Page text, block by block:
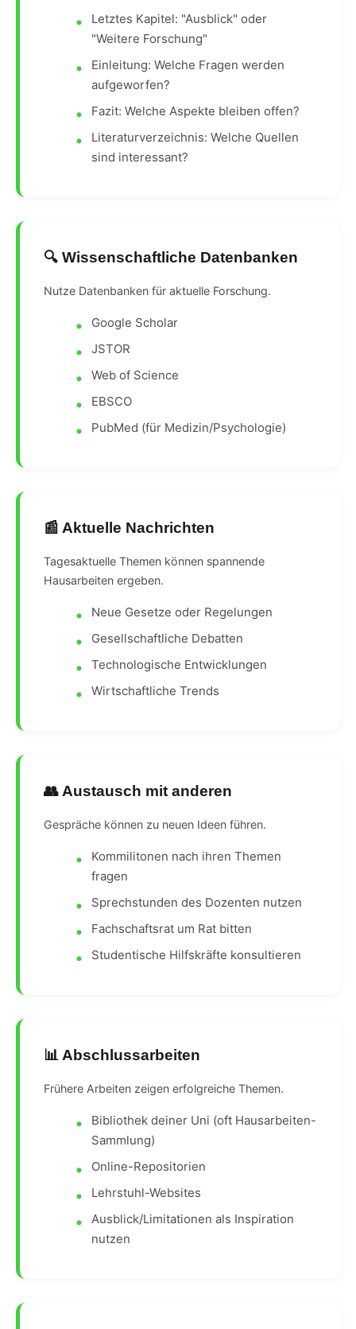
Letztes Kapitel: "Ausblick" oder
"Weitere Forschung"
Einleitung: Welche Fragen werden
aufgeworfen?
Fazit: Welche Aspekte bleiben offen?
Literaturverzeichnis: Welche Quellen
sind interessant?
🔍 Wissenschaftliche Datenbanken
Nutze Datenbanken für aktuelle Forschung.
Google Scholar
JSTOR
Web of Science
EBSCO
PubMed (für Medizin/Psychologie)
📰 Aktuelle Nachrichten
Tagesaktuelle Themen können spannende
Hausarbeiten ergeben.
Neue Gesetze oder Regelungen
Gesellschaftliche Debatten
Technologische Entwicklungen
Wirtschaftliche Trends
👥 Austausch mit anderen
Gespräche können zu neuen Ideen führen.
Kommilitonen nach ihren Themen
fragen
Sprechstunden des Dozenten nutzen
Fachschaftsrat um Rat bitten
Studentische Hilfskräfte konsultieren
📊 Abschlussarbeiten
Frühere Arbeiten zeigen erfolgreiche Themen.
Bibliothek deiner Uni (oft Hausarbeiten-
Sammlung)
Online-Repositorien
Lehrstuhl-Websites
Ausblick/Limitationen als Inspiration
nutzen